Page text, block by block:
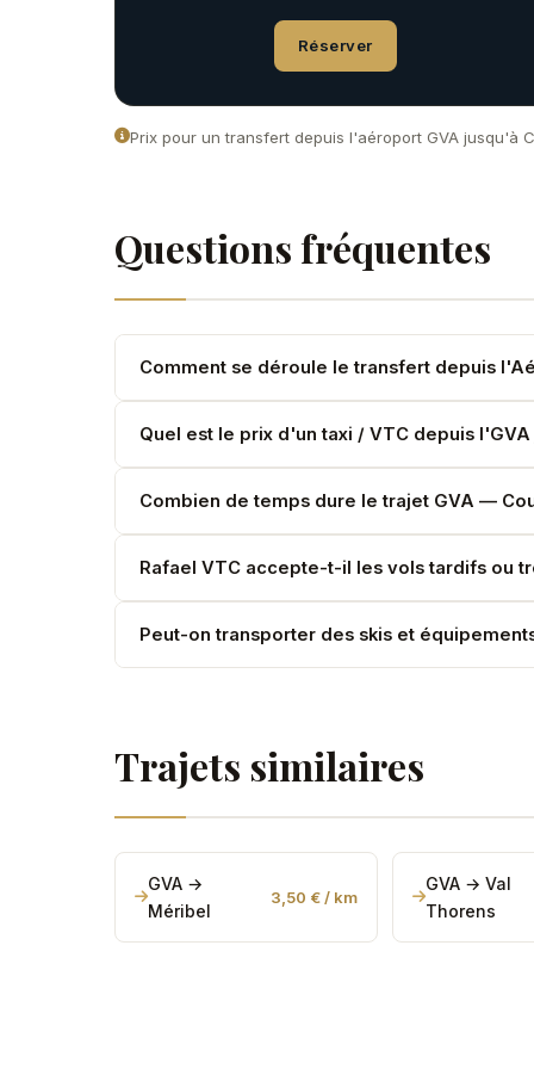
Réserver
Prix pour un transfert depuis l'aéroport GVA jusqu'à
Questions fréquentes
Comment se déroule le transfert depuis
Votre chauffeur Rafael VTC vous attend dans
gratuite pendant 60 minutes après l'heure
Quel est le prix d'un taxi / VTC depuis
Rafael VTC facture au kilomètre depuis
passagers), 3,90 €/km pour la Classe S. Tarifs
Combien de temps dure le trajet GVA —
Le trajet entre l'Aéroport International de
lors d'événements comme le Festival de
Rafael VTC accepte-t-il les vols tardifs ou
Absolument. Rafael VTC est disponible 24h/24
6h. Réservez à l'avance pour garantir la
Peut-on transporter des skis et
Trajets similaires
GVA →
Méribel
3,50 € / km
GVA → Val
Thorens